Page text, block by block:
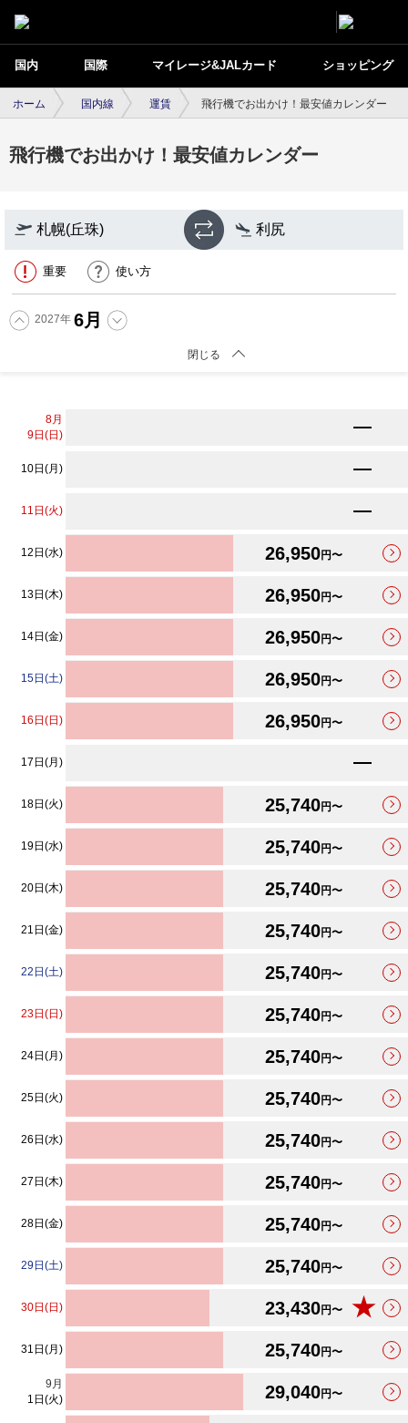
国内 国際 マイレージ&JALカード ショッピング
ホーム 国内線 運賃 飛行機でお出かけ！最安値カレンダー
飛行機でお出かけ！最安値カレンダー
札幌(丘珠) 利尻
重要 使い方
2027年 6月
閉じる
最安値カレンダーが更新されました。
8月
9日(日)
10日(月)
11日(火)
12日(水) 26,950円〜
13日(木) 26,950円〜
14日(金) 26,950円〜
15日(土) 26,950円〜
16日(日) 26,950円〜
17日(月)
18日(火) 25,740円〜
19日(水) 25,740円〜
20日(木) 25,740円〜
21日(金) 25,740円〜
22日(土) 25,740円〜
23日(日) 25,740円〜
24日(月) 25,740円〜
25日(火) 25,740円〜
26日(水) 25,740円〜
27日(木) 25,740円〜
28日(金) 25,740円〜
29日(土) 25,740円〜
30日(日) 23,430円〜 ★
31日(月) 25,740円〜
9 月
1日(火)
29,040円〜